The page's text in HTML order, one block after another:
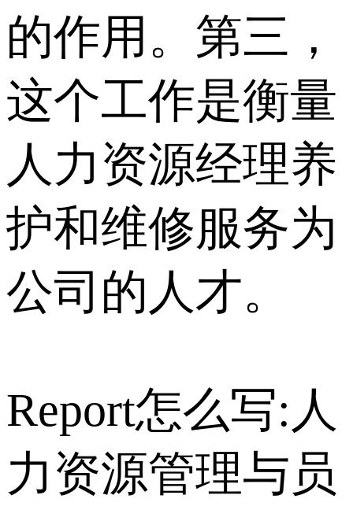
的作用。第三，
这个工作是衡量
人力资源经理养
护和维修服务为
公司的人才。
Report怎么写:人
力资源管理与员